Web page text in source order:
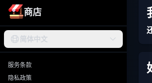
商店
简体中文
服务条款
隐私政策